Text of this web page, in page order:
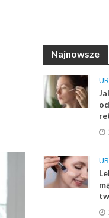
Najnowsze